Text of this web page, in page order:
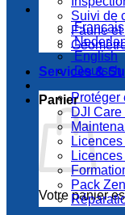
Français
English
Deutsch
Panier
Votre panier
Suivi de
Faune
Services &
Protéger
DJI Care
Pack Zen